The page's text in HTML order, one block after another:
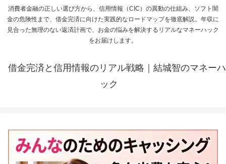
消費者金融の正しい選び方から、信用情報（CIC）の異動の仕組み、ソフト闇
金の危険性まで、借金完済に向けた実践的なロードマップを徹底解説。年収に
見合った無理のない返済計画で、お金の悩みを解決するリアルなマネーハック
をお届けします。
借金完済と信用情報のリアル戦略｜結城智のマネーハ
ック